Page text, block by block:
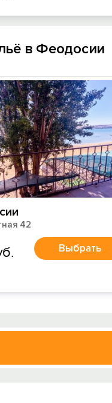
в Феодосии
42
Выбрать